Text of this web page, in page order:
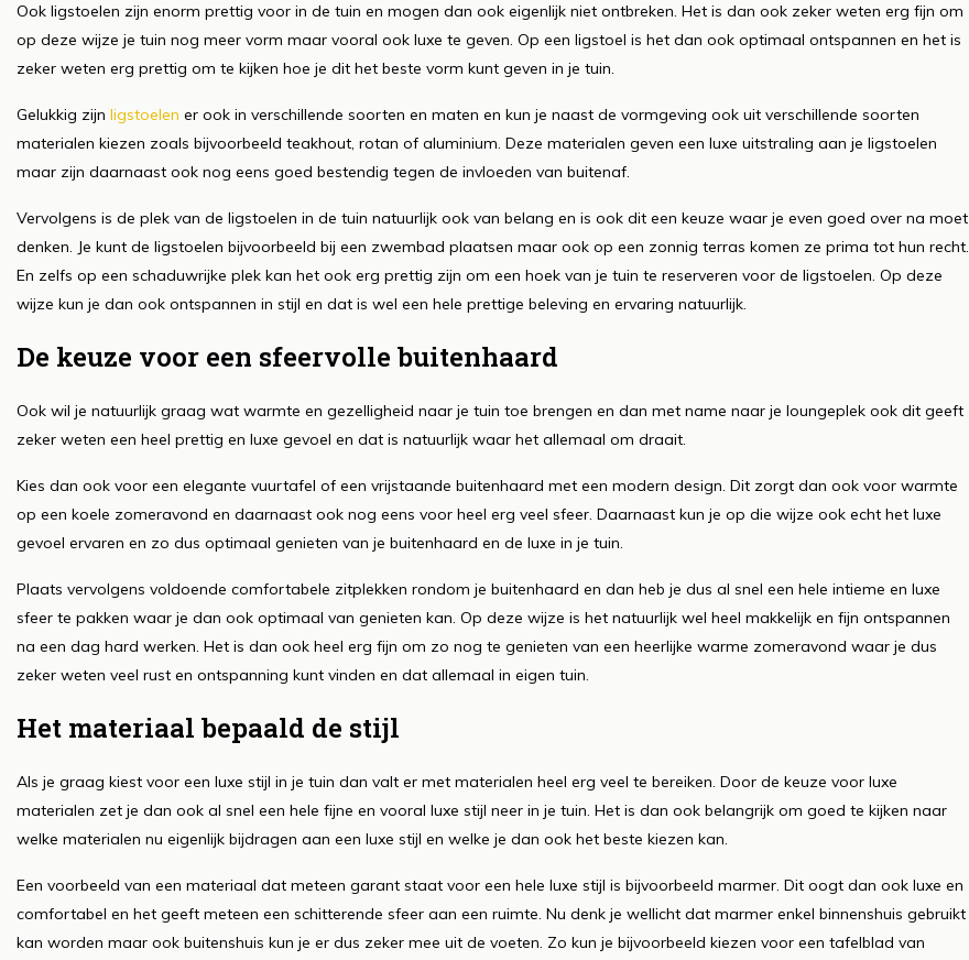
Ook ligstoelen zijn enorm prettig voor in de tuin en mogen dan ook eigenlijk niet ontbreken. Het is dan ook zeker weten erg fijn om
op deze wijze je tuin nog meer vorm maar vooral ook luxe te geven. Op een ligstoel is het dan ook optimaal ontspannen en het is
zeker weten erg prettig om te kijken hoe je dit het beste vorm kunt geven in je tuin.
Gelukkig zijn ligstoelen er ook in verschillende soorten en maten en kun je naast de vormgeving ook uit verschillende soorten
materialen kiezen zoals bijvoorbeeld teakhout, rotan of aluminium. Deze materialen geven een luxe uitstraling aan je ligstoelen
maar zijn daarnaast ook nog eens goed bestendig tegen de invloeden van buitenaf.
Vervolgens is de plek van de ligstoelen in de tuin natuurlijk ook van belang en is ook dit een keuze waar je even goed over na moet
denken. Je kunt de ligstoelen bijvoorbeeld bij een zwembad plaatsen maar ook op een zonnig terras komen ze prima tot hun recht.
En zelfs op een schaduwrijke plek kan het ook erg prettig zijn om een hoek van je tuin te reserveren voor de ligstoelen. Op deze
wijze kun je dan ook ontspannen in stijl en dat is wel een hele prettige beleving en ervaring natuurlijk.
De keuze voor een sfeervolle buitenhaard
Ook wil je natuurlijk graag wat warmte en gezelligheid naar je tuin toe brengen en dan met name naar je loungeplek ook dit geeft
zeker weten een heel prettig en luxe gevoel en dat is natuurlijk waar het allemaal om draait.
Kies dan ook voor een elegante vuurtafel of een vrijstaande buitenhaard met een modern design. Dit zorgt dan ook voor warmte
op een koele zomeravond en daarnaast ook nog eens voor heel erg veel sfeer. Daarnaast kun je op die wijze ook echt het luxe
gevoel ervaren en zo dus optimaal genieten van je buitenhaard en de luxe in je tuin.
Plaats vervolgens voldoende comfortabele zitplekken rondom je buitenhaard en dan heb je dus al snel een hele intieme en luxe
sfeer te pakken waar je dan ook optimaal van genieten kan. Op deze wijze is het natuurlijk wel heel makkelijk en fijn ontspannen
na een dag hard werken. Het is dan ook heel erg fijn om zo nog te genieten van een heerlijke warme zomeravond waar je dus
zeker weten veel rust en ontspanning kunt vinden en dat allemaal in eigen tuin.
Het materiaal bepaald de stijl
Als je graag kiest voor een luxe stijl in je tuin dan valt er met materialen heel erg veel te bereiken. Door de keuze voor luxe
materialen zet je dan ook al snel een hele fijne en vooral luxe stijl neer in je tuin. Het is dan ook belangrijk om goed te kijken naar
welke materialen nu eigenlijk bijdragen aan een luxe stijl en welke je dan ook het beste kiezen kan.
Een voorbeeld van een materiaal dat meteen garant staat voor een hele luxe stijl is bijvoorbeeld marmer. Dit oogt dan ook luxe en
comfortabel en het geeft meteen een schitterende sfeer aan een ruimte. Nu denk je wellicht dat marmer enkel binnenshuis gebruikt
kan worden maar ook buitenshuis kun je er dus zeker mee uit de voeten. Zo kun je bijvoorbeeld kiezen voor een tafelblad van